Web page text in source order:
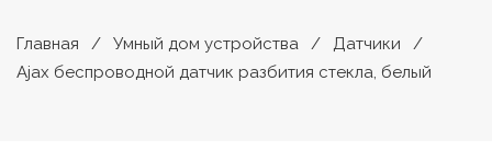
Главная Умный дом устройства
Датчики
Ajax беспроводной датчик разбития стекла, белый